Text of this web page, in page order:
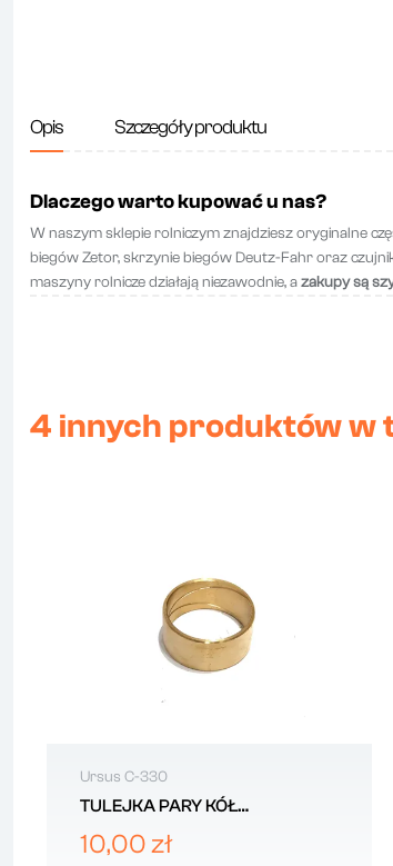
Opis Szczegóły produktu
Dlaczego warto kupować u nas?
W naszym sklepie rolniczym znajdziesz oryginalne
biegów Zetor, skrzynie biegów Deutz-Fahr oraz
maszyny rolnicze działają niezawodnie, azakupy są
4 innych produktów w
Ursus C-330
TULEJKA PARY KÓŁ
REDUKTORA URSUS C330
50011530
10,00 zł